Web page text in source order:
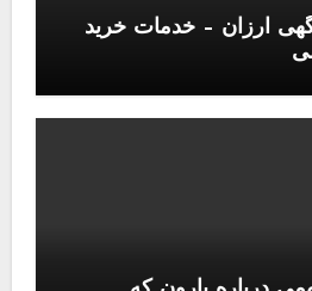
ارزان – خدمات خرید